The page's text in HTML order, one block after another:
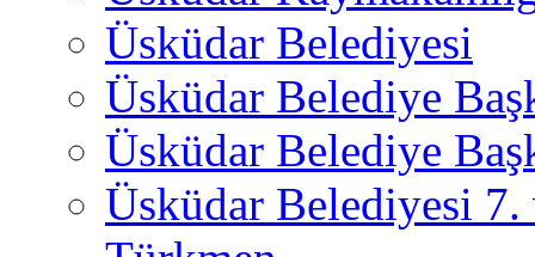
Üsküdar Belediyesi
Üsküdar Belediye
Üsküdar Belediye
Üsküdar Belediyesi